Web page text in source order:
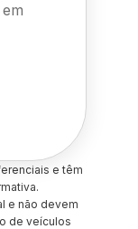
e têm
e não devem
de veículos